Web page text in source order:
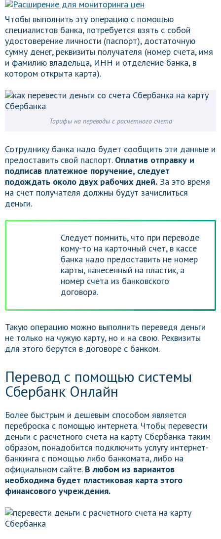
Чтобы выполнить эту операцию с помощью
специалистов банка, потребуется взять с собой
удостоверение личности (паспорт), достаточную
сумму денег, реквизиты получателя (номер счета, имя
и фамилию владельца, ИНН и отделение банка, в
котором открыта карта).
Тарифы на переводы с расчетного счета
Сотруднику банка надо будет сообщить эти данные и
предоставить свой паспорт. Оплатив отправку и
подписав платежное поручение, следует
подождать около двух рабочих дней. За это время
на счет получателя должны будут зачислиться
деньги.
Следует помнить, что при переводе
кому-то на карточный счет, в кассе
банка надо предоставить не номер
карты, нанесенный на пластик, а
номер счета из банковского
договора.
Такую операцию можно выполнить переведя деньги
не только на чужую карту, но и на свою. Реквизиты
для этого берутся в договоре с банком.
Перевод с помощью системы
Сбербанк Онлайн
Более быстрым и дешевым способом является
переброска с помощью интернета. Чтобы перевести
деньги с расчетного счета на карту Сбербанка таким
образом, понадобится подключить услугу интернет-
банкинга с помощью либо банкомата, либо на
официальном сайте. В любом из вариантов
необходима будет пластиковая карта этого
финансового учреждения.